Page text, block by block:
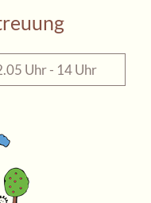
Uhr - 14 Uhr